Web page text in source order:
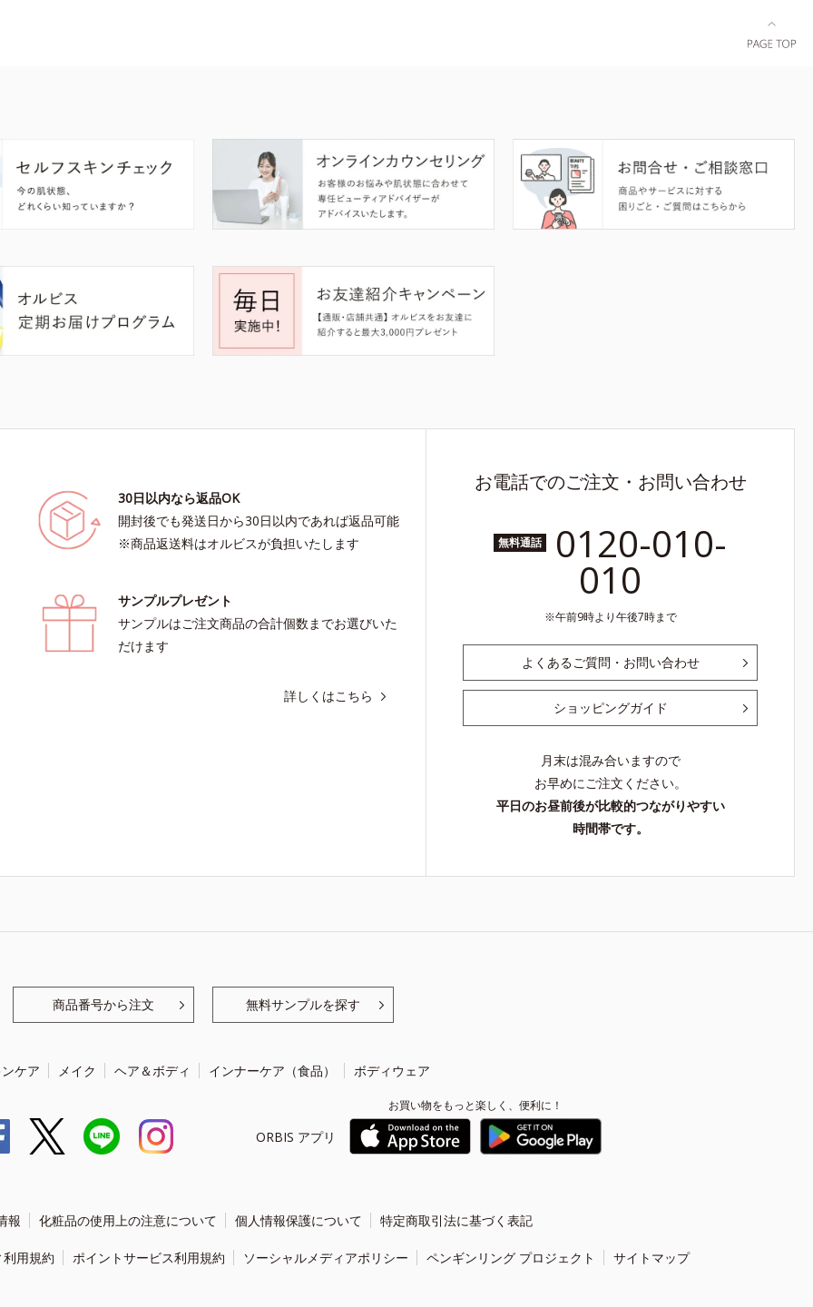
30日以内なら返品OK
開封後でも発送日から30日以内であれば返品可能
※商品返送料はオルビスが負担いたします
サンプルプレゼント
サンプルはご注文商品の合計個数までお選びいた
だけます
詳しくはこちら
お電話でのご注文・お問い合わせ
無料通話 0120-010-
010
午前9時より午後7時まで
よくあるご質問・お問い合わせ
ショッピングガイド
月末は混み合いますので
お早めにご注文ください。
平日のお昼前後が比較的つながりやすい
時間帯です。
商品番号から注文 無料サンプルを探す
ケア メイク ヘア＆ボディ インナーケア（食品） ボディウェア
ORBIS アプリ
お買い物をもっと楽しく、便利に！
報 化粧品の使用上の注意について 個人情報保護について 特定商取引法に基づく表記
用規約 ポイントサービス利用規約 ソーシャルメディアポリシー ペンギンリング プロジェクト サイトマップ